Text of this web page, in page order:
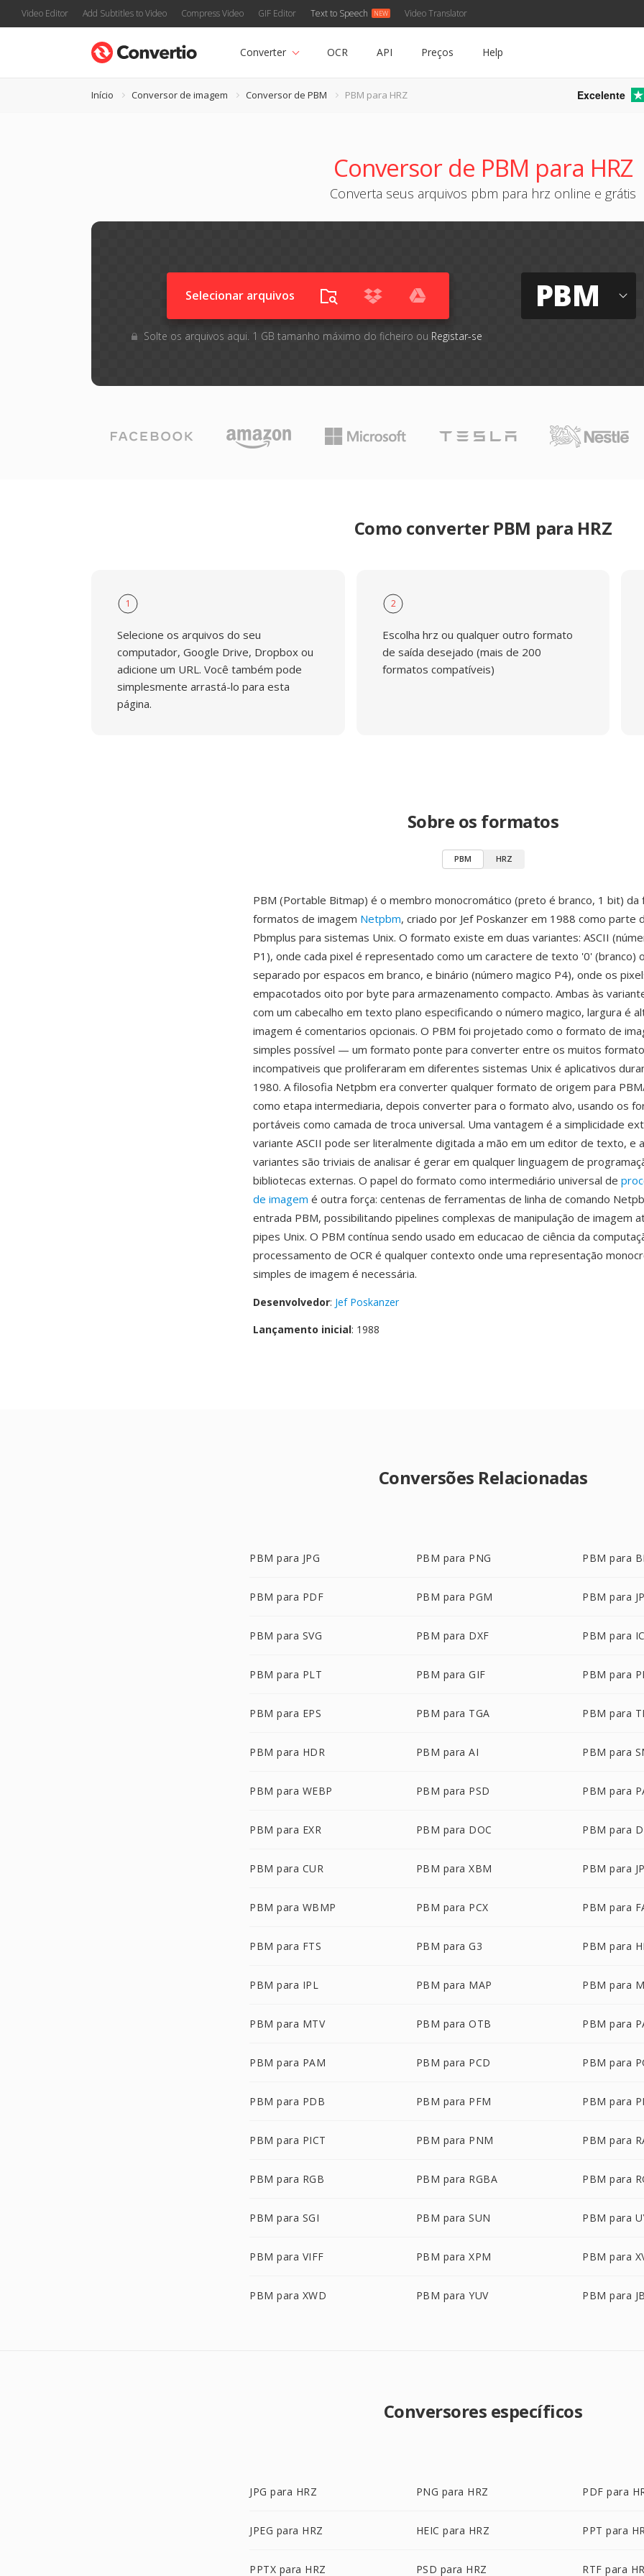
Video Editor Add Subtitles to Video Compress Video GIF Editor Text to Speech Video Translator
Converter OCR API Preços Help
Início Conversor de imagem Conversor de PBM PBM para HRZ Excelente
Conversor de PBM para HRZ
Converta seus arquivos pbm para hrz online e grátis
Selecionar arquivos
Solte os arquivos aqui. 1 GB tamanho máximo do ficheiro ou Registar-se
PBM
Como converter PBM para HRZ
1
Selecione os arquivos do seu
computador, Google Drive, Dropbox ou
adicione um URL. Você também pode
simplesmente arrastá-lo para esta
página.
2
Escolha hrz ou qualquer outro formato
de saída desejado (mais de 200
formatos compatíveis)
Sobre os formatos
PBM HRZ
PBM (Portable Bitmap) é o membro monocromático (preto é branco, 1 bit) da
formatos de imagem Netpbm, criado por Jef Poskanzer em 1988 como parte
Pbmplus para sistemas Unix. O formato existe em duas variantes: ASCII
P1), onde cada pixel é representado como um caractere de texto '0' (branco)
separado por espacos em branco, e binário (número magico P4), onde os
empacotados oito por byte para armazenamento compacto. Ambas às
com um cabecalho em texto plano especificando o número magico, largura é
imagem é comentarios opcionais. O PBM foi projetado como o formato de
simples possível — um formato ponte para converter entre os muitos
incompativeis que proliferaram em diferentes sistemas Unix é aplicativos
1980. A filosofia Netpbm era converter qualquer formato de origem para
como etapa intermediaria, depois converter para o formato alvo, usando os
portáveis como camada de troca universal. Uma vantagem é a simplicidade
variante ASCII pode ser literalmente digitada a mão em um editor de texto, e
variantes são triviais de analisar é gerar em qualquer linguagem de
bibliotecas externas. O papel do formato como intermediário universal de
de imagem é outra força: centenas de ferramentas de linha de comando
entrada PBM, possibilitando pipelines complexas de manipulação de imagem
pipes Unix. O PBM contínua sendo usado em educacao de ciência da
processamento de OCR é qualquer contexto onde uma representação
simples de imagem é necessária.
Desenvolvedor: Jef Poskanzer
Lançamento inicial: 1988
Conversões Relacionadas
PBM para JPG PBM para PNG PBM para
PBM para PDF PBM para PGM PBM para
PBM para SVG PBM para DXF PBM para
PBM para PLT PBM para GIF PBM para
PBM para EPS PBM para TGA PBM para
PBM para HDR PBM para AI PBM para
PBM para WEBP PBM para PSD PBM para
PBM para EXR PBM para DOC PBM para
PBM para CUR PBM para XBM PBM para
PBM para WBMP PBM para PCX PBM para
PBM para FTS PBM para G3 PBM para
PBM para IPL PBM para MAP PBM para
PBM para MTV PBM para OTB PBM para
PBM para PAM PBM para PCD PBM para
PBM para PDB PBM para PFM PBM para
PBM para PICT PBM para PNM PBM para
PBM para RGB PBM para RGBA PBM para
PBM para SGI PBM para SUN PBM para
PBM para VIFF PBM para XPM PBM para
PBM para XWD PBM para YUV PBM para
Conversores específicos
JPG para HRZ PNG para HRZ PDF para
JPEG para HRZ HEIC para HRZ PPT para
PPTX para HRZ PSD para HRZ RTF para